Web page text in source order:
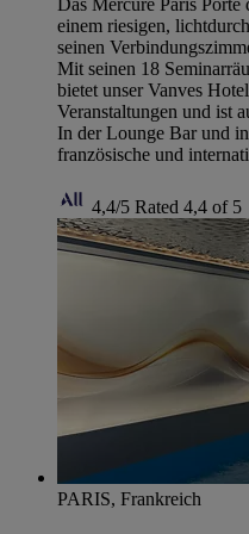
einem riesigen,
seinen
Mit seinen 18
bietet unser Vanves
Veranstaltungen und ist
In der Lounge Bar und
französische und
4,4/5 Rated 4,4 of 5
PARIS, Frankreich